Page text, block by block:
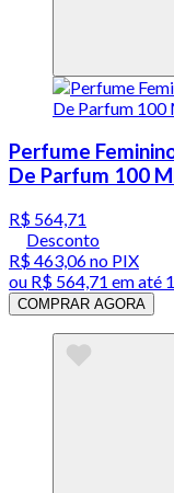
Perfume
De Parfum 100
R$ 564,71
Desconto
R$ 463,06no PIX
ou R$ 564,71 em até
COMPRAR AGORA